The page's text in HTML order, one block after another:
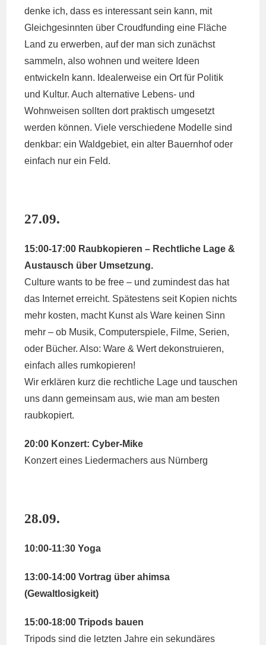
denke ich, dass es interessant sein kann, mit
Gleichgesinnten über Croudfunding eine Fläche
Land zu erwerben, auf der man sich zunächst
sammeln, also wohnen und weitere Ideen
entwickeln kann. Idealerweise ein Ort für Politik
und Kultur. Auch alternative Lebens- und
Wohnweisen sollten dort praktisch umgesetzt
werden können. Viele verschiedene Modelle sind
denkbar: ein Waldgebiet, ein alter Bauernhof oder
einfach nur ein Feld.
27.09.
15:00-17:00 Raubkopieren – Rechtliche Lage &
Austausch über Umsetzung.
Culture wants to be free – und zumindest das hat
das Internet erreicht. Spätestens seit Kopien nichts
mehr kosten, macht Kunst als Ware keinen Sinn
mehr – ob Musik, Computerspiele, Filme, Serien,
oder Bücher. Also: Ware & Wert dekonstruieren,
einfach alles rumkopieren!
Wir erklären kurz die rechtliche Lage und tauschen
uns dann gemeinsam aus, wie man am besten
raubkopiert.
20:00 Konzert: Cyber-Mike
Konzert eines Liedermachers aus Nürnberg
28.09.
10:00-11:30 Yoga
13:00-14:00 Vortrag über ahimsa
(Gewaltlosigkeit)
15:00-18:00 Tripods bauen
Tripods sind die letzten Jahre ein sekundäres